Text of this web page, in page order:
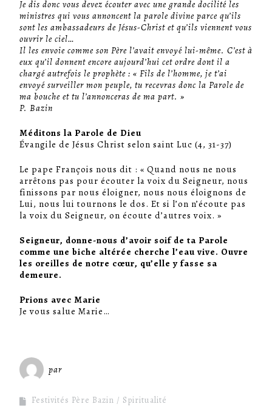
Je dis donc vous devez écouter avec une grande docilité les
ministres qui vous annoncent la parole divine parce qu’ils
sont les ambassadeurs de Jésus-Christ et qu’ils viennent vous
ouvrir le ciel…
Il les envoie comme son Père l’avait envoyé lui-même. C’est à
eux qu’il donnent encore aujourd’hui cet ordre dont il a
chargé autrefois le prophète : « Fils de l’homme, je t’ai
envoyé surveiller mon peuple, tu recevras donc la Parole de
ma bouche et tu l’annonceras de ma part. »
P. Bazin
Méditons la Parole de Dieu
Évangile de Jésus Christ selon saint Luc (4, 31-37)
Le pape François nous dit : « Quand nous ne nous
arrêtons pas pour écouter la voix du Seigneur, nous
finissons par nous éloigner, nous nous éloignons de
Lui, nous lui tournons le dos. Et si l’on n’écoute pas
la voix du Seigneur, on écoute d’autres voix. »
Seigneur, donne-nous d’avoir soif de ta Parole
comme une biche altérée cherche l’eau vive. Ouvre
les oreilles de notre cœur, qu’elle y fasse sa
demeure.
Prions avec Marie
Je vous salue Marie…
par
Festivités Père Bazin Spiritualité